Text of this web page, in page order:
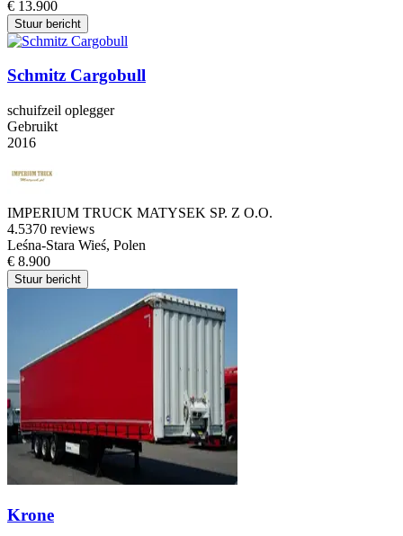
€ 13.900
Stuur bericht
Schmitz Cargobull
schuifzeil oplegger
Gebruikt
2016
IMPERIUM TRUCK MATYSEK SP. Z O.O.
4.5370 reviews
Leśna-Stara Wieś, Polen
€ 8.900
Stuur bericht
Krone